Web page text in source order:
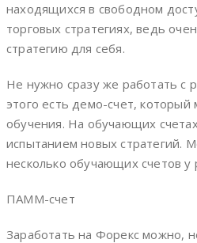
находящихся в свободном
торговых стратегиях, ведь
стратегию для себя.
Не нужно сразу же работать с
этого есть демо-счет,
обучения. На обучающих
испытанием новых стратегий.
несколько обучающих счетов у
ПАММ-счет
Заработать на Форекс можно,